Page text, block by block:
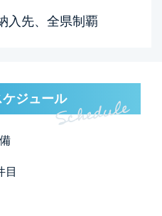
入先、全県制覇
ジュール
目